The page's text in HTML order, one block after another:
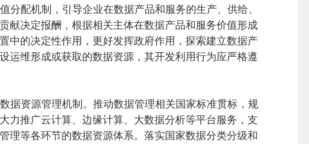
分配机制，引导企业在数据产品和服务的生产、供给、
献决定报酬，根据相关主体在数据产品和服务价值形成
中的决定性作用，更好发挥政府作用，探索建立数据产
运维形成或获取的数据资源，其开发利用行为应严格遵
据资源管理机制。推动数据管理相关国家标准贯标，规
力推广云计算、边缘计算、大数据分析等平台服务，支
理等各环节的数据资源体系。落实国家数据分类分级和